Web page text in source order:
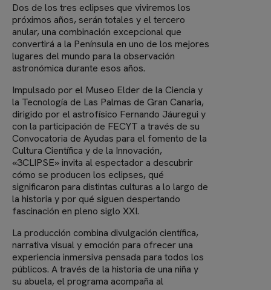
Dos de los tres eclipses que viviremos los
próximos años, serán totales y el tercero
anular, una combinación excepcional que
convertirá a la Península en uno de los mejores
lugares del mundo para la observación
astronómica durante esos años.
Impulsado por el Museo Elder de la Ciencia y
la Tecnología de Las Palmas de Gran Canaria,
dirigido por el astrofísico Fernando Jáuregui y
con la participación de FECYT a través de su
Convocatoria de Ayudas para el fomento de la
Cultura Científica y de la Innovación,
«3CLIPSE» invita al espectador a descubrir
cómo se producen los eclipses, qué
significaron para distintas culturas a lo largo de
la historia y por qué siguen despertando
fascinación en pleno siglo XXI.
La producción combina divulgación científica,
narrativa visual y emoción para ofrecer una
experiencia inmersiva pensada para todos los
públicos. A través de la historia de una niña y
su abuela, el programa acompaña al